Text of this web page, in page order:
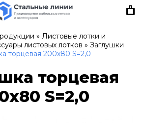
» Листовые лотки и
листовых лотков » Заглушки
торцевая 200х80 S=2,0
торцевая
S=2,0